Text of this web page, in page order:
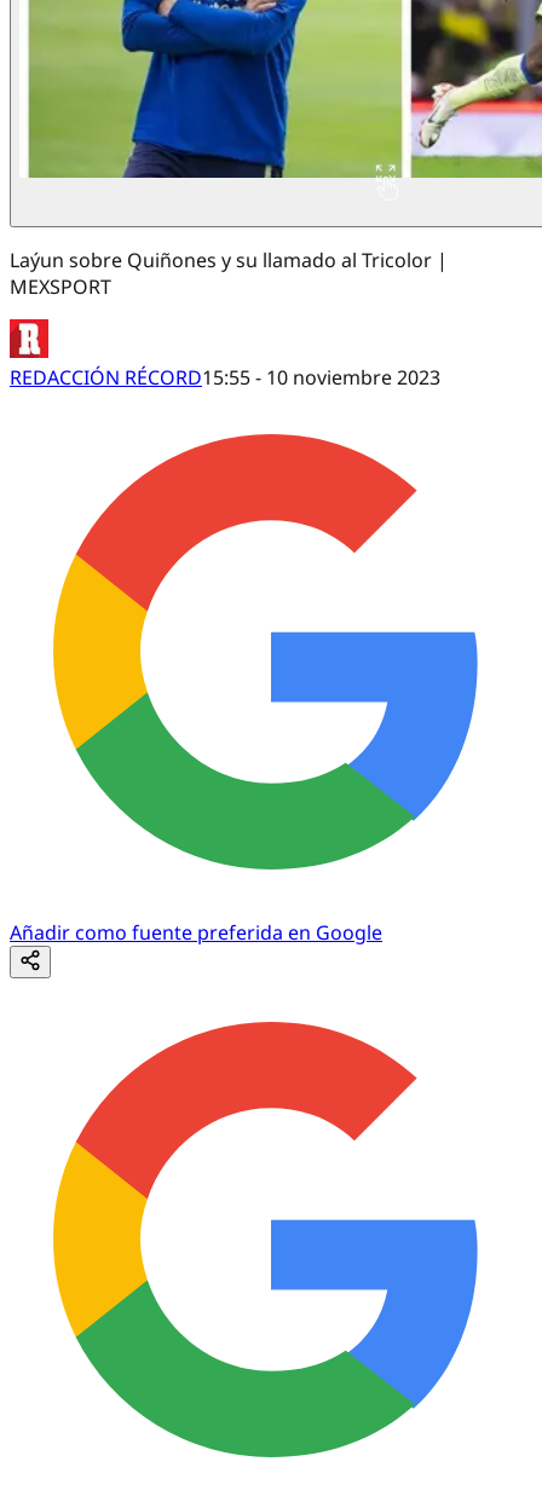
Laýun sobre Quiñones y su llamado al Tricolor |
MEXSPORT
REDACCIÓN RÉCORD15:55 - 10 noviembre 2023
Añadir como fuente preferida en Google